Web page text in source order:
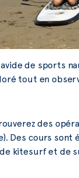
avide de sports
tout en
des
Des cours
kitesurf et de